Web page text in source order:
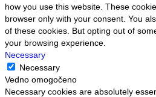
how you use this website. These
browser only with your consent. You
of these cookies. But opting out of
your browsing experience.
Necessary
Necessary
Vedno omogočeno
Necessary cookies are absolutely